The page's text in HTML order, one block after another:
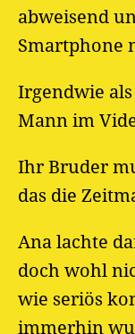
abweisend
Smartphone
Irgendwie
Mann im
Ihr Bruder
das die
Ana lachte
doch wohl
wie seriös
immerhin